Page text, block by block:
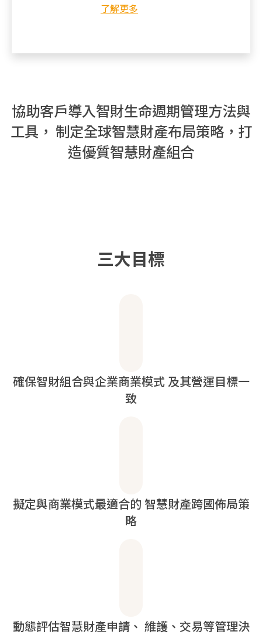
了解更多
協助客戶導入智財生命週期管理方法與
工具， 制定全球智慧財產布局策略，打
造優質智慧財產組合
三大目標
確保智財組合與企業商業模式及其營運目標一
致
擬定與商業模式最適合的 智慧財產跨國佈局策
略
動態評估智慧財產申請、 維護、交易等管理決